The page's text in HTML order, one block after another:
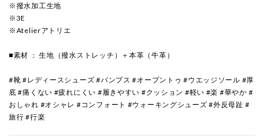
※撥水加工生地
※3E
※Atelierアトリエ
■素材 ： 生地（撥水ストレッチ）＋本革（牛革）
#靴 #レディースシューズ #パンプス #オープントゥ #ウエッジソール #厚
底 #痛くない #疲れにくい #履きやすい #クッション #軽い #楽 #華やか #
おしゃれ #オシャレ #コンフォート #ウォーキングシューズ #外反母趾 #
旅行 #行楽